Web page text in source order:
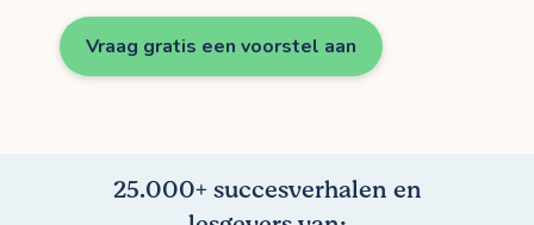
Vraag gratis een voorstel aan
25.000+ succesverhalen en